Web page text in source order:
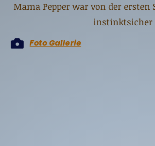
Mama Pepper war von der
instinktsicher
Foto Gallerie